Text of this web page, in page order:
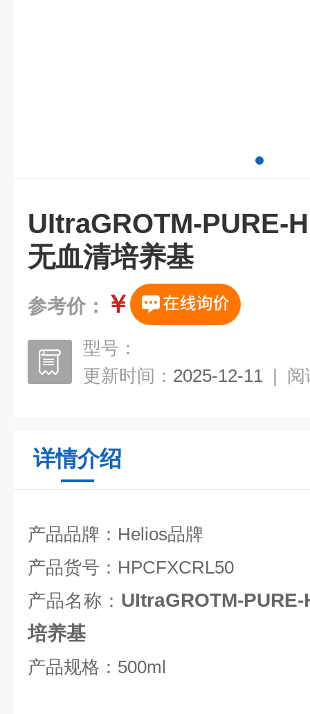
UItraGROTM-PURE-
无血清培养基
参考价： ￥
型号：
更新时间： 2025-12-11 | 阅
详情介绍
产品品牌：Helios品牌
产品货号 ：HPCFXCRL50
产品名称： UItraGROTM-
培养基
产品规格：500ml